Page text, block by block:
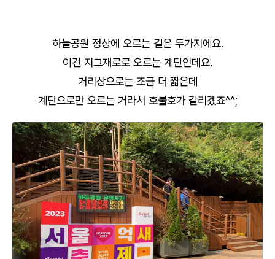
하늘공원 정상에 오르는 길은 두가지에요.
이건 지그재로로 오르는 계단인데요.
거리상으로는 조금 더 짧은데
계단으로만 오르는 거라서 호불호가 갈리겠죠^^;